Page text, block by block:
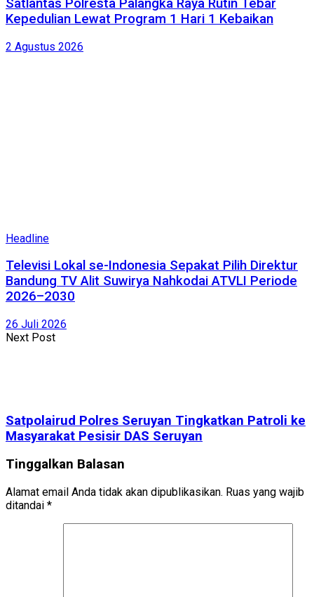
Satlantas Polresta Palangka Raya Rutin Tebar
Kepedulian Lewat Program 1 Hari 1 Kebaikan
2 Agustus 2026
Headline
Televisi Lokal se-Indonesia Sepakat Pilih Direktur
Bandung TV Alit Suwirya Nahkodai ATVLI Periode
2026–2030
26 Juli 2026
Next Post
Satpolairud Polres Seruyan Tingkatkan Patroli ke
Masyarakat Pesisir DAS Seruyan
Tinggalkan Balasan
Alamat email Anda tidak akan dipublikasikan. Ruas yang wajib
ditandai *